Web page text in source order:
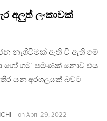
අලුත් ලංකාවක්
නැගිටීමක් ඇති වී ඇති මේ
ගෝ ගම’ පමණක් නොව එය
යන අරගලයක් බවට
on April 29, 2022